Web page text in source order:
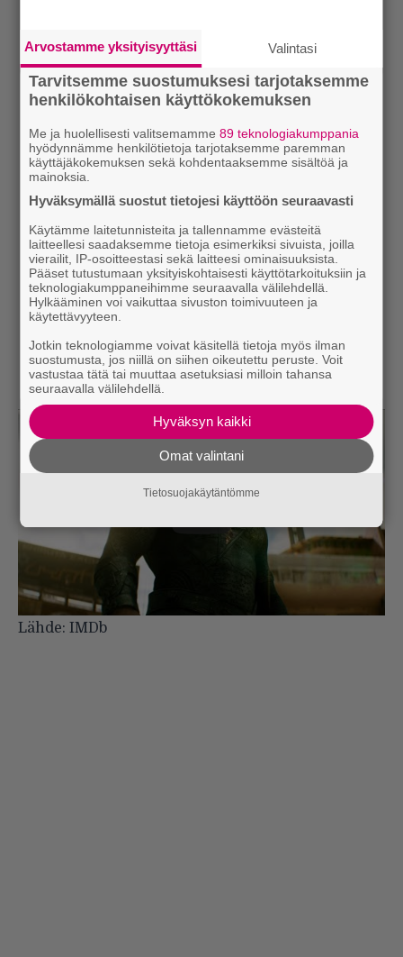
Lähde: IMDb
Arvostamme yksityisyyttäsi Valintasi
Tarvitsemme suostumuksesi tarjotaksemme
henkilökohtaisen käyttökokemuksen
Me ja huolellisesti valitsemamme89 teknologiakumppania
hyödynnämme henkilötietoja tarjotaksemme paremman
käyttäjäkokemuksen sekä kohdentaaksemme sisältöä ja
mainoksia.
Hyväksymällä suostut tietojesi käyttöön seuraavasti
Käytämme laitetunnisteita ja tallennamme evästeitä
laitteellesi saadaksemme tietoja esimerkiksi sivuista, joilla
vierailit, IP-osoitteestasi sekä laitteesi ominaisuuksista.
Pääset tutustumaan yksityiskohtaisesti käyttötarkoituksiin ja
teknologiakumppaneihimme seuraavalla välilehdellä.
Hylkääminen voi vaikuttaa sivuston toimivuuteen ja
käytettävyyteen.
Jotkin teknologiamme voivat käsitellä tietoja myös ilman
suostumusta, jos niillä on siihen oikeutettu peruste. Voit
vastustaa tätä tai muuttaa asetuksiasi milloin tahansa
seuraavalla välilehdellä.
Hyväksyn kaikki
Omat valintani
Tietosuojakäytäntömme